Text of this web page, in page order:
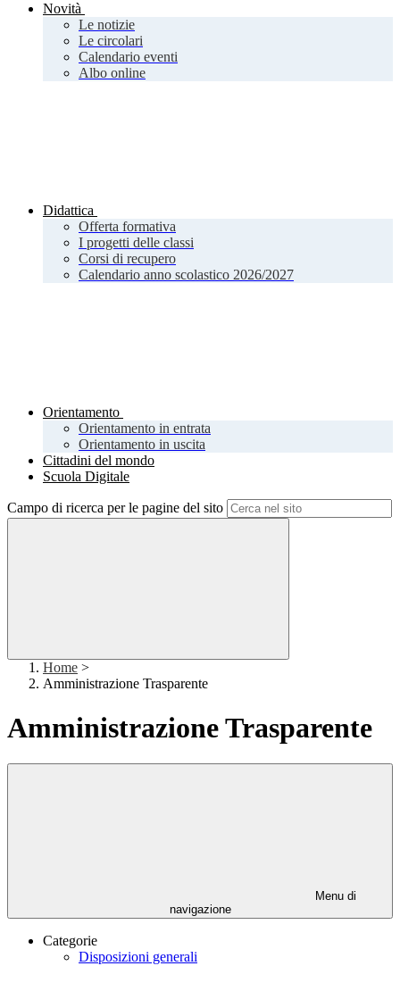
Novità
Le notizie
Le circolari
Calendario eventi
Albo online
Didattica
Offerta formativa
I progetti delle classi
Corsi di recupero
Calendario anno scolastico 2026/2027
Orientamento
Orientamento in entrata
Orientamento in uscita
Cittadini del mondo
Scuola Digitale
Campo di ricerca per le pagine del sito
Home >
Amministrazione Trasparente
Amministrazione Trasparente
Menu di
navigazione
Categorie
Disposizioni generali